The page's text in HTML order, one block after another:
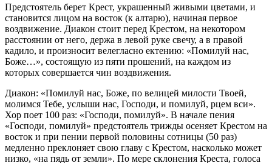
Предстоятель берет Крест, украшенный живыми цветами, и
становится лицом на восток (к алтарю), начиная первое
воздвижение. Диакон стоит перед Крестом, на некотором
расстоянии от него, держа в левой руке свечу, а в правой
кадило, и произносит велегласно ектению: «Помилуй нас,
Боже…», состоящую из пяти прошений, на каждом из
которых совершается чин воздвижения.
Диакон: «Помилуй нас, Боже, по велицей милости Твоей,
молимся Тебе, услыши нас, Господи, и помилуй, рцем вси».
Хор поет 100 раз: «Господи, помилуй». В начале пения
«Господи, помилуй» предстоятель трижды осеняет Крестом на
восток и при пении первой половины сотницы (50 раз)
медленно преклоняет свою главу с Крестом, насколько может
низко, «на пядь от земли». По мере склонения Креста, голоса